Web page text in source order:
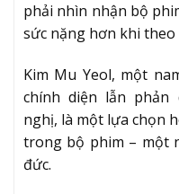
phải nhìn nhận bộ
sức nặng hơn khi theo
Kim Mu Yeol, một
chính diện lẫn phản
nghị, là một lựa chọn
trong bộ phim – một
đức.